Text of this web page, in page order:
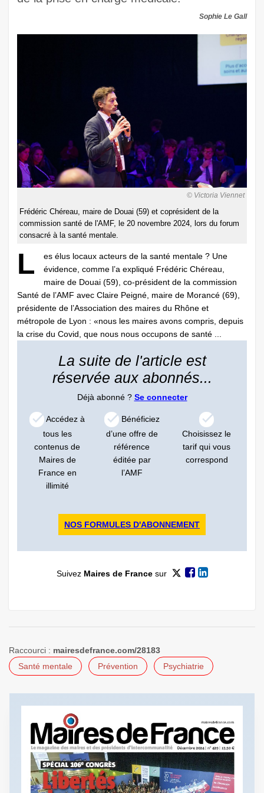
Sophie Le Gall
© Victoria Viennet
Frédéric Chéreau, maire de Douai (59) et coprésident de la
commission santé de l'AMF, le 20 novembre 2024, lors du forum
consacré à la santé mentale.
L
es élus locaux acteurs de la santé mentale ? Une
évidence, comme l’a expliqué Frédéric Chéreau,
maire de Douai (59), co-président de la commission
Santé de l’AMF avec Claire Peigné, maire de Morancé (69),
présidente de l’Association des maires du Rhône et
métropole de Lyon : «nous les maires avons compris, depuis
la crise du Covid, que nous nous occupons de santé ...
La suite de l'article est
réservée aux abonnés...
Déjà abonné ? Se connecter
Accédez à
tous les
contenus de
Maires de
France en
illimité
Bénéficiez
d’une offre de
référence
éditée par
l’AMF
Choisissez le
tarif qui vous
correspond
NOS FORMULES D'ABONNEMENT
Suivez Maires de Francesur
Raccourci : mairesdefrance.com/28183
Santé mentale
Prévention Psychiatrie